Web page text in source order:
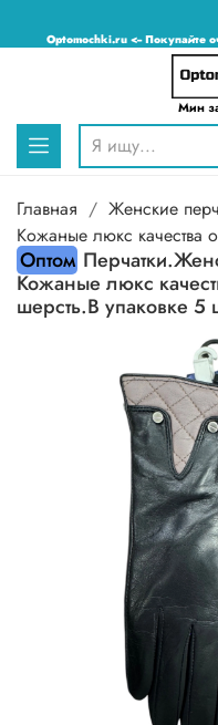
Optomochki.ru <-- Покупайте
Мин
Главная
Женские
Кожаные люкс качества
Оптом
Кожаные люкс
шерсть.В упаковке 5